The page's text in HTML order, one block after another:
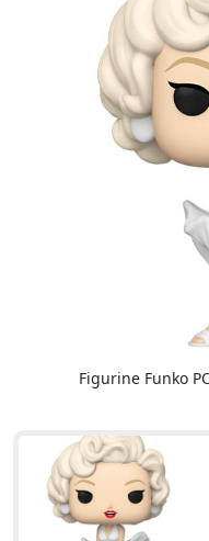
Figurine Funko